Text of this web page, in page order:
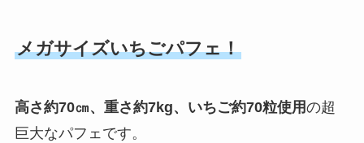
メガサイズいちごパフェ！
高さ約70㎝、重さ約7kg、いちご約70粒使用の超
巨大なパフェです。